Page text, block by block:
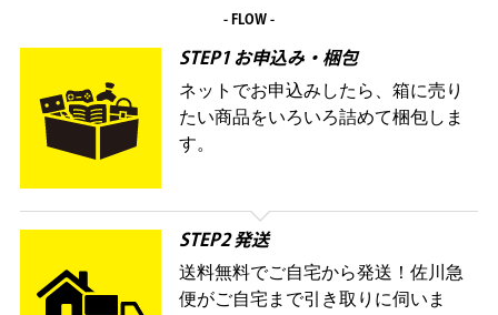
- FLOW -
STEP1 お申込み・梱包
ネットでお申込みしたら、箱に売り
たい商品をいろいろ詰めて梱包しま
す。
STEP2 発送
送料無料でご自宅から発送！佐川急
便がご自宅まで引き取りに伺いま